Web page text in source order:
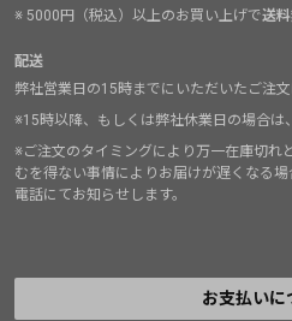
※ 5000円（税込）以上のお買い上げで送
配送
弊社営業日の15時までにいただいたご注
※15時以降、もしくは弊社休業日の場合は
※ご注文のタイミングにより万一在庫切れ
むを得ない事情によりお届けが遅くなる
電話にてお知らせします。
お支払いに